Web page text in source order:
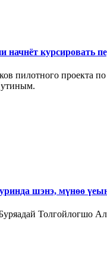
начнёт курсировать
пилотного проекта
шэнэ, мүнөө
Толгойлогшо